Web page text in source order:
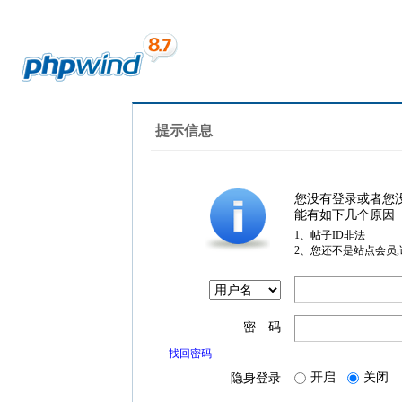
提示信息
您没有登录或者您
能有如下几个原因
1、帖子ID非法
2、您还不是站点会员
密 码
找回密码
隐身登录 开启 关闭